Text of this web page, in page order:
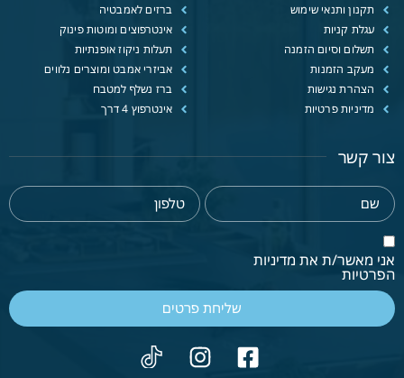
תקנון ותנאי שימוש
עגלת קניות
תשלום וסיום הזמנה
מעקב הזמנות
הצהרת נגישות
מדיניות פרטיות
ברזים לאמבטיה
אינטרפוצים ומוטות פינוק
תעלות ניקוז אופנתיות
אביזרי אמבט ומוצרים נלווים
ברז נשלף למטבח
אינטרפוץ 4 דרך
צור קשר
אני מאשר/ת את מדיניות
הפרטיות
שליחת פרטים